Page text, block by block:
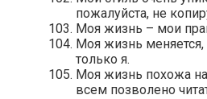
пожалуйста, не
Моя жизнь – мои
Моя жизнь
только я.
Моя жизнь похожа
всем позволено